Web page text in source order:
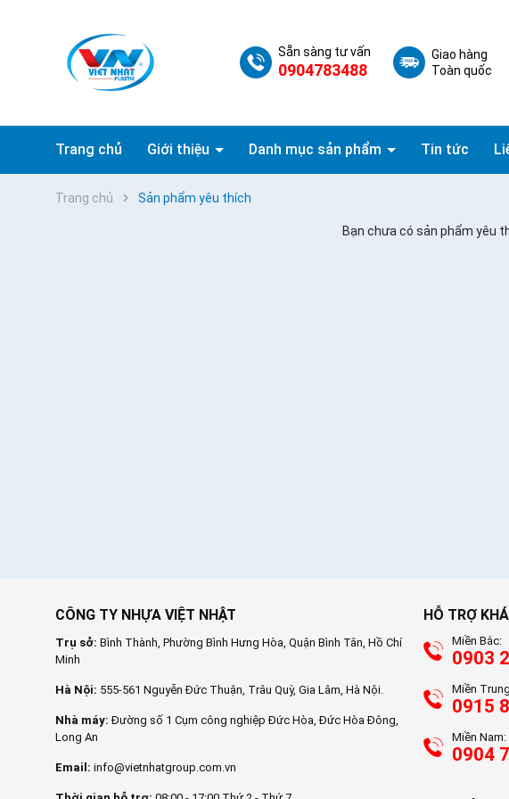
Sẵn sàng tư vấn
0904783488
Giao hàng
Toàn quốc
Trang chủ Giới thiệu Danh mục sản phẩm Tin tức
Trang chủ Sản phẩm yêu thích
Bạn chưa có sản phẩm yêu
CÔNG TY NHỰA VIỆT NHẬT
Trụ sở: Bình Thành, Phường Bình Hưng Hòa, Quận Bình Tân, Hồ Chí
Minh
Hà Nội: 555-561 Nguyễn Đức Thuận, Trâu Quỳ, Gia Lâm, Hà Nội.
Nhà máy: Đường số 1 Cụm công nghiệp Đức Hòa, Đức Hòa Đông,
Long An
Email: info@vietnhatgroup.com.vn
HỖ TRỢ
Miền Bắc:
0903
Miền
0915
Miền Nam:
0904